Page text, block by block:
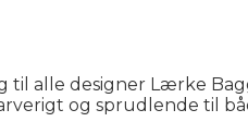
til alle designer Lærke
og sprudlende til